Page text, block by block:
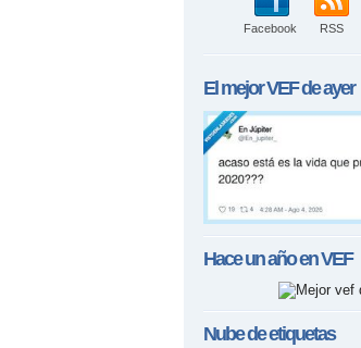
Facebook RSS
El mejorVEFde ayer
Hace un año enVEF
Nube de etiquetas